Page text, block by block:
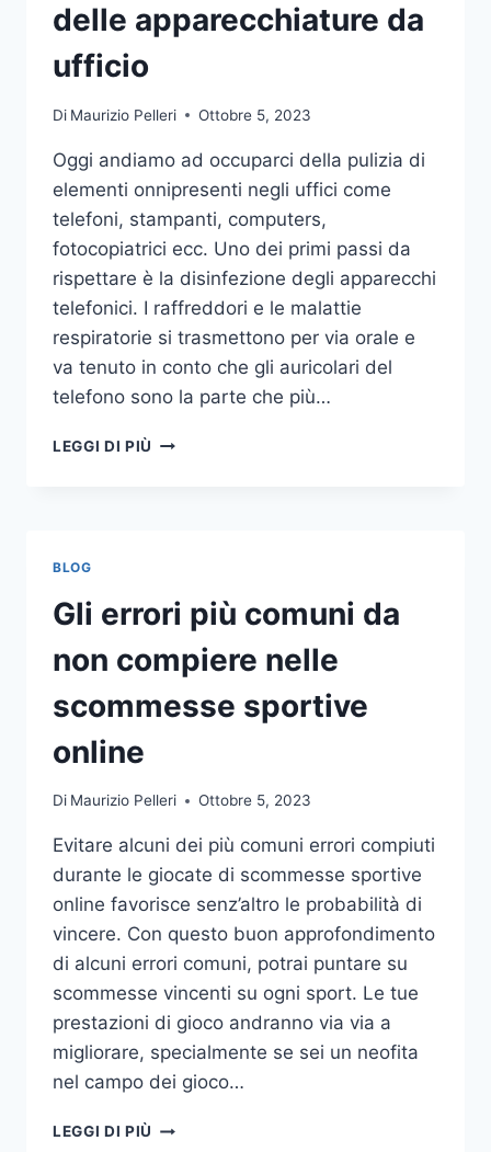
delle apparecchiature da
ufficio
Di Maurizio Pelleri Ottobre 5, 2023
Oggi andiamo ad occuparci della pulizia di
elementi onnipresenti negli uffici come
telefoni, stampanti, computers,
fotocopiatrici ecc. Uno dei primi passi da
rispettare è la disinfezione degli apparecchi
telefonici. I raffreddori e le malattie
respiratorie si trasmettono per via orale e
va tenuto in conto che gli auricolari del
telefono sono la parte che più…
LEGGI DI PIÙ UN
PULIZIA
DELLE
APPARECCHIATURE
DA
BLOG
Gli errori più comuni da
non compiere nelle
scommesse sportive
online
Di Maurizio Pelleri Ottobre 5, 2023
Evitare alcuni dei più comuni errori compiuti
durante le giocate di scommesse sportive
online favorisce senz’altro le probabilità di
vincere. Con questo buon approfondimento
di alcuni errori comuni, potrai puntare su
scommesse vincenti su ogni sport. Le tue
prestazioni di gioco andranno via via a
migliorare, specialmente se sei un neofita
nel campo dei gioco…
LEGGI DI PIÙ GLI